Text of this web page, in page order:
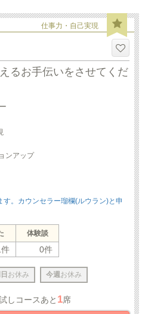
仕事力・自己実現
るお手伝いをさせてくだ
ンアップ
。カウンセラー瑠欄(ルウラン)と申
体験談
件 0件
お休み 今週 お休み
しコースあと 1席